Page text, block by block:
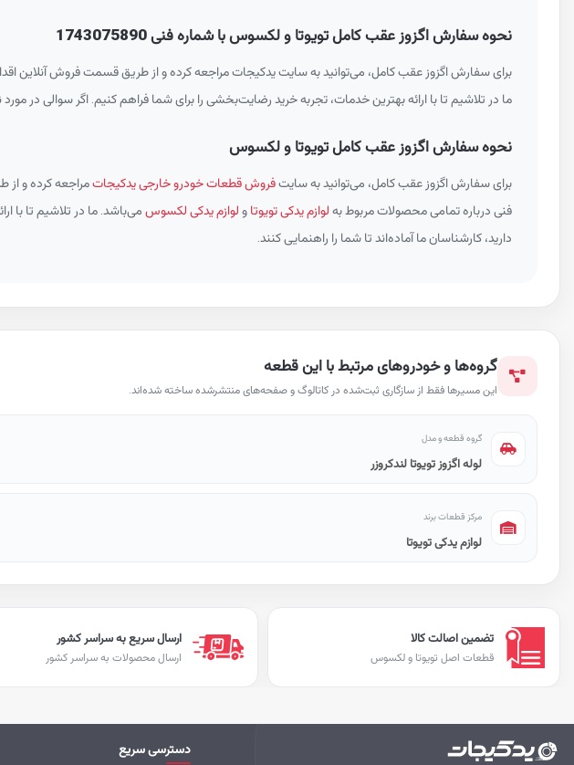
نحوه سفارش اگزوز عقب کامل تویوتا و لکسوس با شماره فنی 1743075890
برای سفارش اگزوز عقب کامل، می‌توانید به سایت یدکیجات مراجعه کرده و از طریق قسمت فروش آنلاین
ما در تلاشیم تا با ارائه بهترین خدمات، تجربه خرید رضایت‌بخشی را برای شما فراهم کنیم. اگر سوالی در
نحوه سفارش اگزوز عقب کامل تویوتا و لکسوس
برای سفارش اگزوز عقب کامل، می‌توانید به سایتفروش قطعات خودرو خارجی یدکیجاتمراجعه کرده و از
فنی درباره تمامی محصولات مربوط به لوازم یدکی تویوتا و لوازم یدکی لکسوس می‌باشد. ما در تلاشیم تا با
دارید، کارشناسان ما آماده‌اند تا شما را راهنمایی کنند.
گروه‌ها و خودروهای مرتبط با این قطعه
این مسیرها فقط از سازگاری ثبت‌شده در کاتالوگ و صفحه‌های منتشرشده ساخته شده‌اند.
گروه قطعه و مدل
لوله اگزوز تویوتا لندکروزر
مرکز قطعات برند
لوازم یدکی تویوتا
ارسال سریع به سراسر کشور
ارسال محصولات به سراسر کشور
تضمین اصالت کالا
قطعات اصل تویوتا و لکسوس
دسترسی سریع